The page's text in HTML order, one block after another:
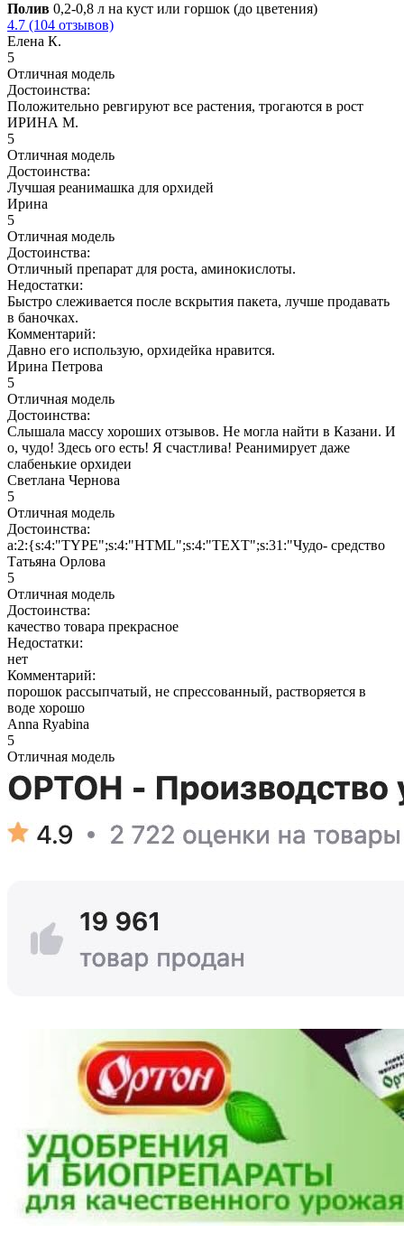
Полив 0,2-0,8 л на куст или горшок (до цветения)
4.7 (104 отзывов)
Елена К.
5
Отличная модель
Достоинства:
Положительно ревгируют все растения, трогаются в рост
ИРИНА М.
5
Отличная модель
Достоинства:
Лучшая реанимашка для орхидей
Ирина
5
Отличная модель
Достоинства:
Отличный препарат для роста, аминокислоты.
Недостатки:
Быстро слеживается после вскрытия пакета, лучше продавать
в баночках.
Комментарий:
Давно его использую, орхидейка нравится.
Ирина Петрова
5
Отличная модель
Достоинства:
Слышала массу хороших отзывов. Не могла найти в Казани. И
о, чудо! Здесь ого есть! Я счастлива! Реанимирует даже
слабенькие орхидеи
Светлана Чернова
5
Отличная модель
Достоинства:
a:2:{s:4:"TYPE";s:4:"HTML";s:4:"TEXT";s:31:"Чудо- средство
Татьяна Орлова
5
Отличная модель
Достоинства:
качество товара прекрасное
Недостатки:
нет
Комментарий:
порошок рассыпчатый, не спрессованный, растворяется в
воде хорошо
Anna Ryabina
5
Отличная модель